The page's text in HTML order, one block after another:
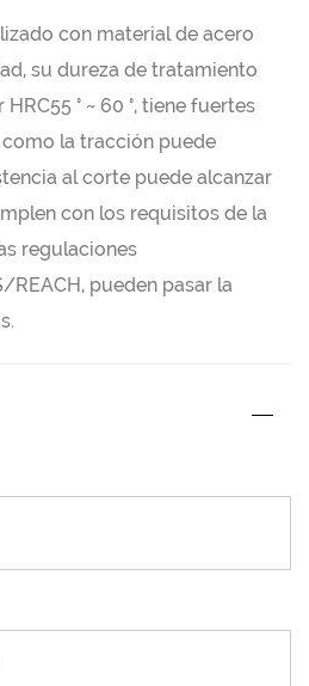
con material de acero
su dureza de tratamiento
° ~ 60 °, tiene fuertes
la tracción puede
al corte puede alcanzar
con los requisitos de la
regulaciones
REACH, pueden pasar la